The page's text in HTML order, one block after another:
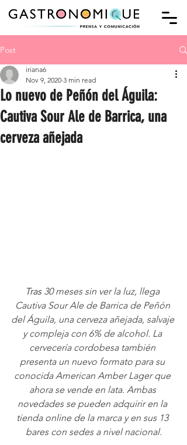
Post
Lo nuevo de Peñón del Águila:
Cautiva Sour Ale de Barrica, una
cerveza añejada
iriana6
Nov 9, 2020 3 min read
Tras 30 meses sin ver la luz, llega
Cautiva Sour Ale de Barrica de Peñón
del Águila, una cerveza añejada, salvaje
y compleja con 6% de alcohol. La
cervecería cordobesa también
presenta un nuevo formato para su
conocida American Amber Lager que
ahora se vende en lata. Ambas
novedades se pueden adquirir en la
tienda online de la marca y en sus 13
bares con sedes a nivel nacional.